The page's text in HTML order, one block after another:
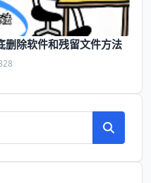
除软件和残留文件方法